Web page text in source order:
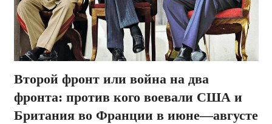
Второй фронт или война на два
фронта: против кого воевали США и
Британия во Франции в июне—августе